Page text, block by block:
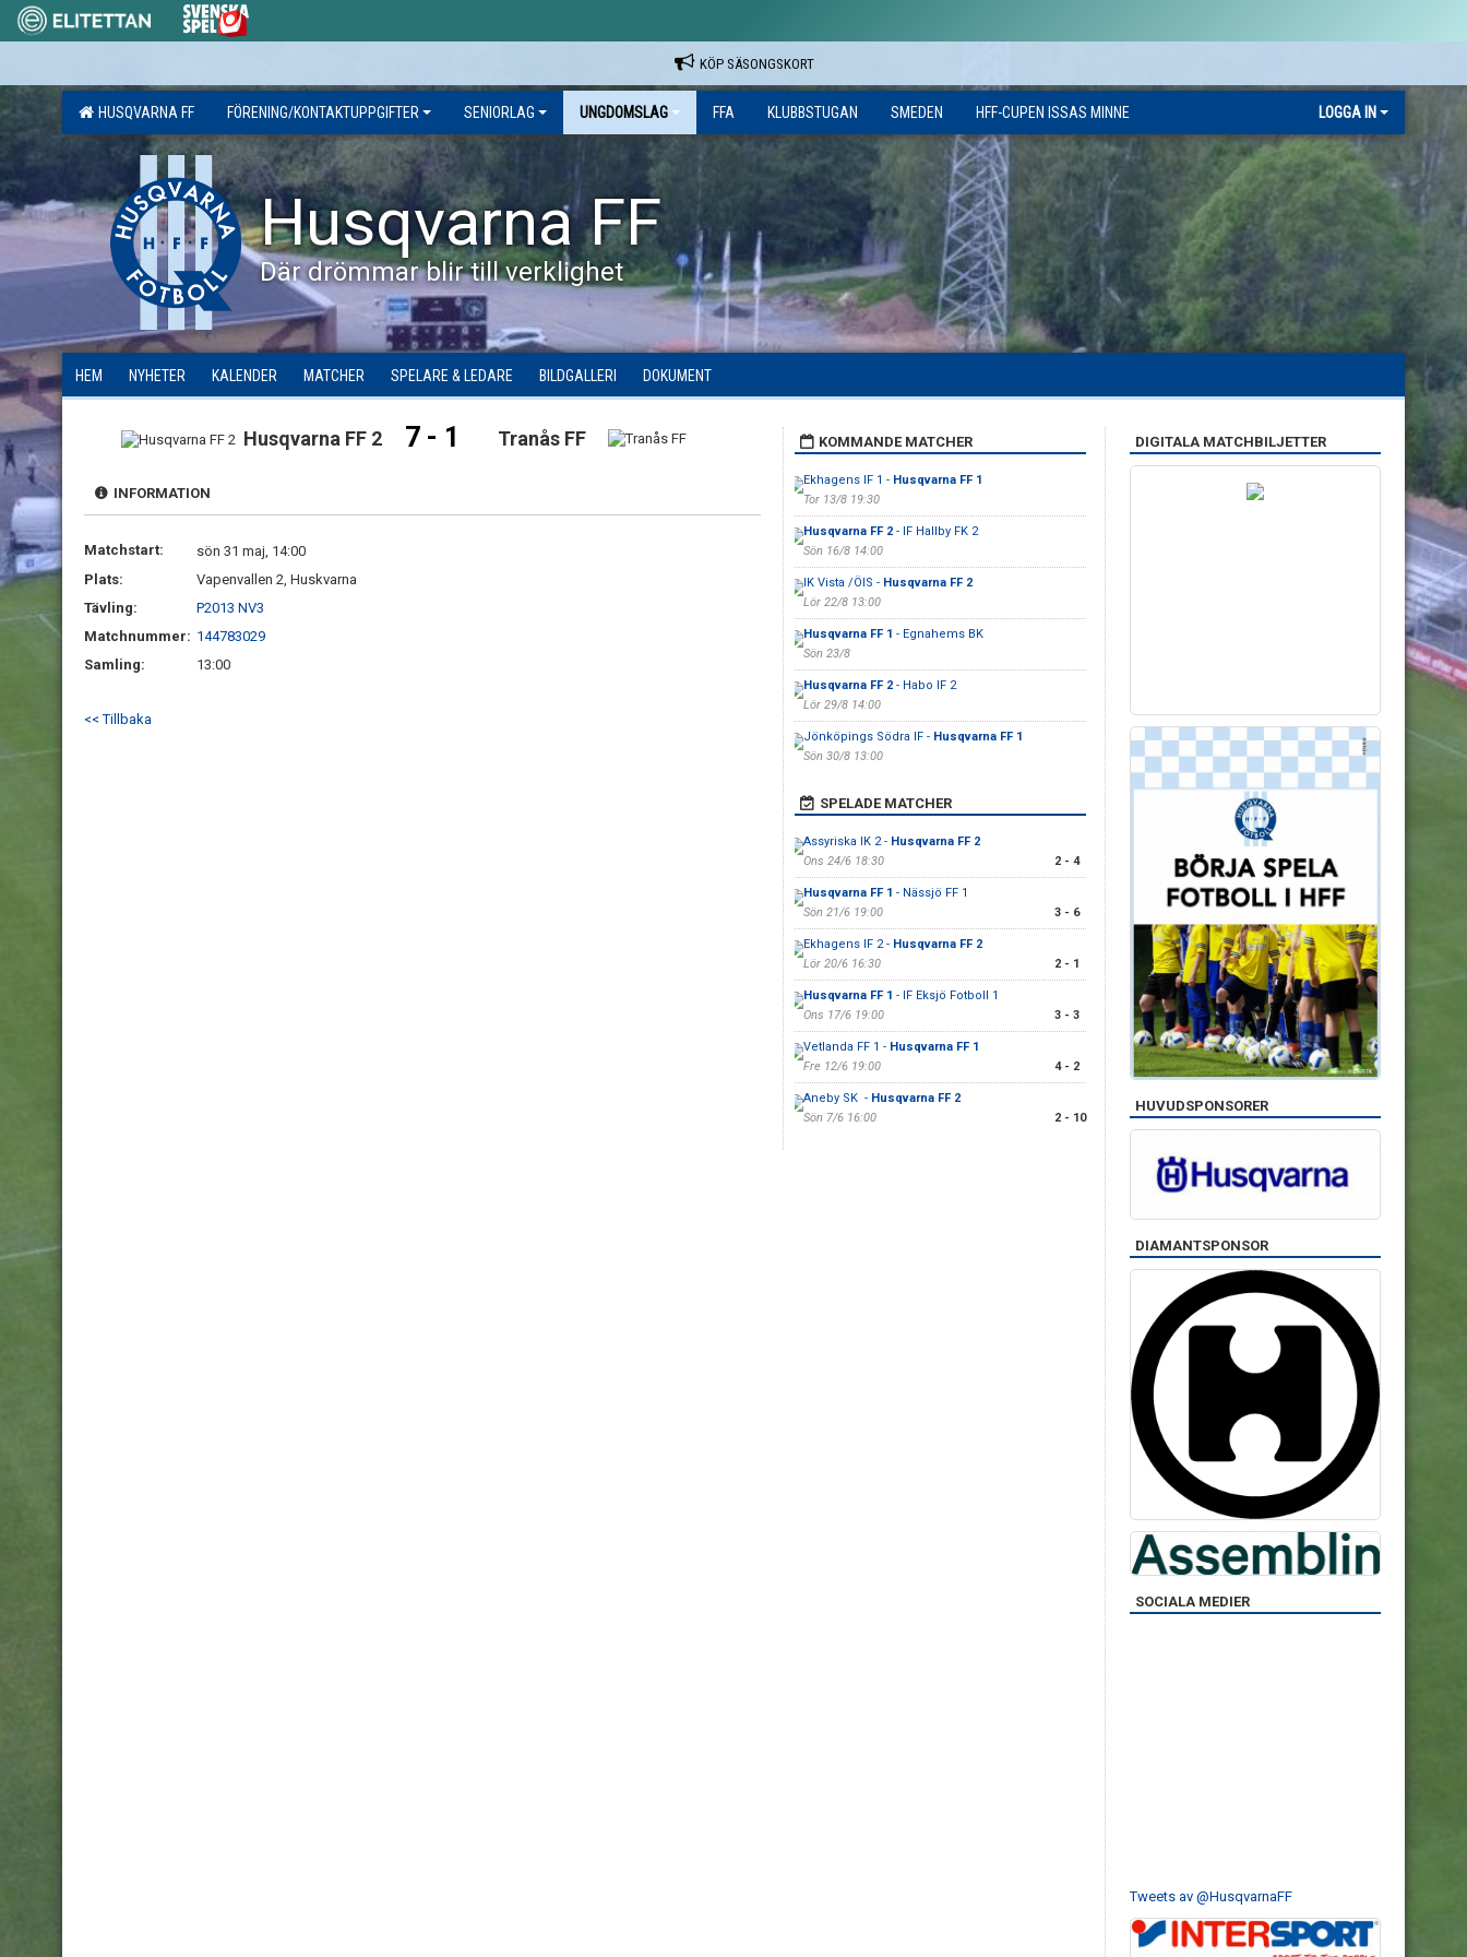
KÖP SÄSONGSKORT
HUSQVARNA FF FÖRENING/KONTAKTUPPGIFTER SENIORLAG UNGDOMSLAG FFA KLUBBSTUGAN SMEDEN HFF-CUPEN ISSAS MINNE LOGGA IN
Husqvarna FF
Där drömmar blir till verklighet
HEM NYHETER KALENDER MATCHER SPELARE & LEDARE BILDGALLERI DOKUMENT
Husqvarna FF 2 7 - 1 Tranås FF
INFORMATION
Matchstart:
sön 31 maj, 14:00
Plats:
Vapenvallen 2, Huskvarna
Tävling:
P2013 NV3
Matchnummer: 144783029
Samling:
13:00
<< Tillbaka
KOMMANDE MATCHER
Ekhagens IF 1 - Husqvarna FF 1
Tor 13/8 19:30
Husqvarna FF 2- IF Hallby FK 2
Sön 16/8 14:00
IK Vista /ÖIS - Husqvarna FF 2
Lör 22/8 13:00
Husqvarna FF 1 - Egnahems BK
Sön 23/8
Husqvarna FF 2- Habo IF 2
Lör 29/8 14:00
Jönköpings Södra IF - Husqvarna FF 1
Sön 30/8 13:00
SPELADE MATCHER
Assyriska IK 2 - Husqvarna FF 2
Ons 24/6 18:30
2 - 4
Husqvarna FF 1 - Nässjö FF 1
Sön 21/6 19:00
3 - 6
Ekhagens IF 2 - Husqvarna FF 2
Lör 20/6 16:30
2 - 1
Husqvarna FF 1 - IF Eksjö Fotboll 1
Ons 17/6 19:00
3 - 3
Vetlanda FF 1 - Husqvarna FF 1
Fre 12/6 19:00
4 - 2
Aneby SK - Husqvarna FF 2
Sön 7/6 16:00
2 - 10
DIGITALA MATCHBILJETTER
HUVUDSPONSORER
DIAMANTSPONSOR
SOCIALA MEDIER
Tweets av @HusqvarnaFF